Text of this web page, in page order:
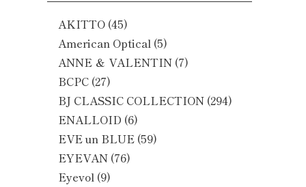
AKITTO (45)
American Optical (5)
ANNE ＆ VALENTIN (7)
BCPC (27)
BJ CLASSIC COLLECTION (294)
ENALLOID (6)
EVE un BLUE (59)
EYEVAN (76)
Eyevol (9)